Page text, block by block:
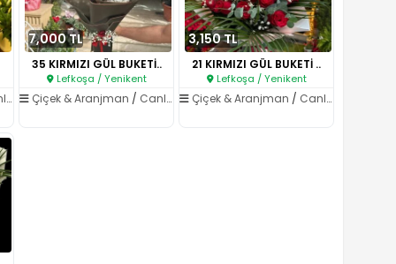
7,000 TL
35 KIRMIZI GÜL BUKETİ..
Lefkoşa / Yenikent
Çiçek & Aranjman / Canlı Çiçekler
3,150 TL
21 KIRMIZI GÜL BUKETİ ..
Lefkoşa / Yenikent
Çiçek & Aranjman / Canlı Çiçekler